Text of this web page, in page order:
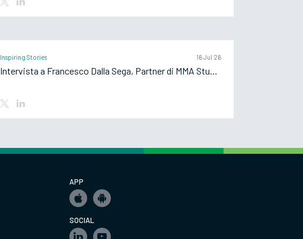
Inspiring Stories 16 Jul 26
Intervista a Francesco Dalla Sega, Partner di MMA Studio
APP
SOCIAL